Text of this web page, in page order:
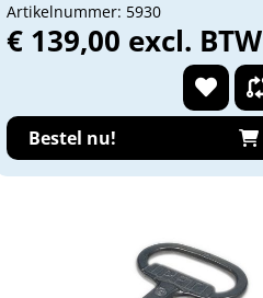
Artikelnummer: 5930
€ 139,00 excl. BTW
Bestel nu!